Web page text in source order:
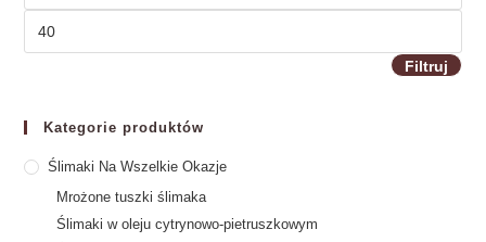
Filtruj
Kategorie produktów
Ślimaki Na Wszelkie Okazje
Mrożone tuszki ślimaka
Ślimaki w oleju cytrynowo-pietruszkowym